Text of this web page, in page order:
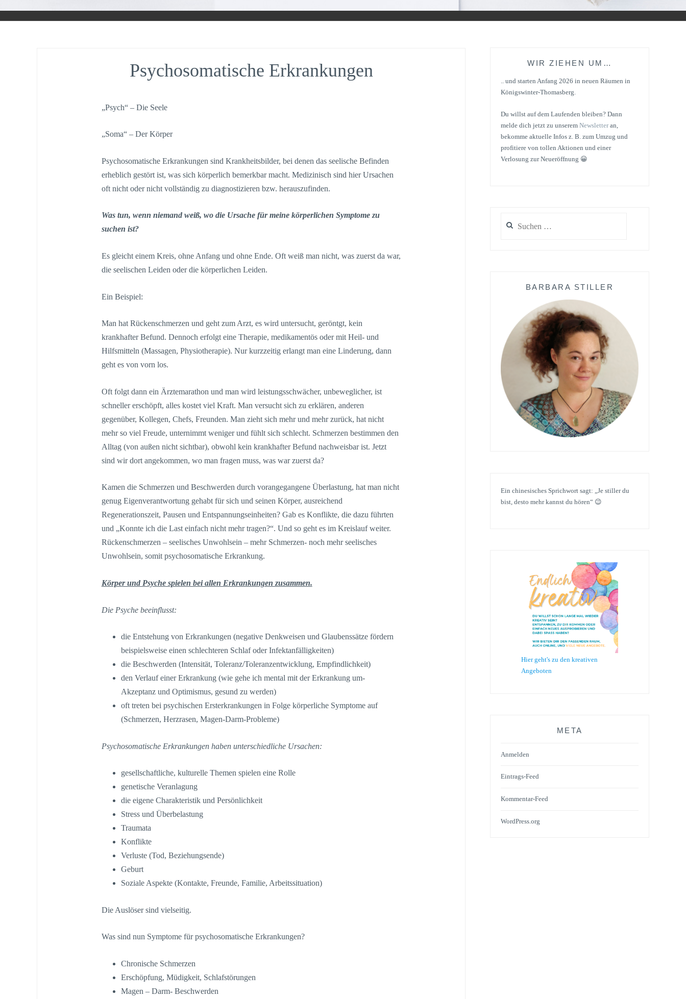
Psychosomatische Erkrankungen
„Psych“ – Die Seele
„Soma“ – Der Körper
Psychosomatische Erkrankungen sind Krankheitsbilder, bei denen das seelische Befinden
erheblich gestört ist, was sich körperlich bemerkbar macht. Medizinisch sind hier Ursachen
oft nicht oder nicht vollständig zu diagnostizieren bzw. herauszufinden.
Was tun, wenn niemand weiß, wo die Ursache für meine körperlichen Symptome zu
suchen ist?
Es gleicht einem Kreis, ohne Anfang und ohne Ende. Oft weiß man nicht, was zuerst da war,
die seelischen Leiden oder die körperlichen Leiden.
Ein Beispiel:
Man hat Rückenschmerzen und geht zum Arzt, es wird untersucht, geröntgt, kein
krankhafter Befund. Dennoch erfolgt eine Therapie, medikamentös oder mit Heil- und
Hilfsmitteln (Massagen, Physiotherapie). Nur kurzzeitig erlangt man eine Linderung, dann
geht es von vorn los.
Oft folgt dann ein Ärztemarathon und man wird leistungsschwächer, unbeweglicher, ist
schneller erschöpft, alles kostet viel Kraft. Man versucht sich zu erklären, anderen
gegenüber, Kollegen, Chefs, Freunden. Man zieht sich mehr und mehr zurück, hat nicht
mehr so viel Freude, unternimmt weniger und fühlt sich schlecht. Schmerzen bestimmen den
Alltag (von außen nicht sichtbar), obwohl kein krankhafter Befund nachweisbar ist. Jetzt
sind wir dort angekommen, wo man fragen muss, was war zuerst da?
Kamen die Schmerzen und Beschwerden durch vorangegangene Überlastung, hat man nicht
genug Eigenverantwortung gehabt für sich und seinen Körper, ausreichend
Regenerationszeit, Pausen und Entspannungseinheiten? Gab es Konflikte, die dazu führten
und „Konnte ich die Last einfach nicht mehr tragen?“. Und so geht es im Kreislauf weiter.
Rückenschmerzen – seelisches Unwohlsein – mehr Schmerzen- noch mehr seelisches
Unwohlsein, somit psychosomatische Erkrankung.
Körper und Psyche spielen bei allen Erkrankungen zusammen.
Die Psyche beeinflusst:
die Entstehung von Erkrankungen (negative Denkweisen und Glaubenssätze fördern
beispielsweise einen schlechteren Schlaf oder Infektanfälligkeiten)
die Beschwerden (Intensität, Toleranz/Toleranzentwicklung, Empfindlichkeit)
den Verlauf einer Erkrankung (wie gehe ich mental mit der Erkrankung um-
Akzeptanz und Optimismus, gesund zu werden)
oft treten bei psychischen Ersterkrankungen in Folge körperliche Symptome auf
(Schmerzen, Herzrasen, Magen-Darm-Probleme)
Psychosomatische Erkrankungen haben unterschiedliche Ursachen:
gesellschaftliche, kulturelle Themen spielen eine Rolle
genetische Veranlagung
die eigene Charakteristik und Persönlichkeit
Stress und Überbelastung
Traumata
Konflikte
Verluste (Tod, Beziehungsende)
Geburt
Soziale Aspekte (Kontakte, Freunde, Familie, Arbeitssituation)
Die Auslöser sind vielseitig.
Was sind nun Symptome für psychosomatische Erkrankungen?
Chronische Schmerzen
Erschöpfung, Müdigkeit, Schlafstörungen
Magen – Darm- Beschwerden
WIR ZIEHEN UM…
.. und starten Anfang 2026 in neuen Räumen in
Königswinter-Thomasberg.
Du willst auf dem Laufenden bleiben? Dann
melde dich jetzt zu unserem Newsletteran,
bekomme aktuelle Infos z. B. zum Umzug und
profitiere von tollen Aktionen und einer
Verlosung zur Neueröffnung 😀
nach:
BARBARA STILLER
Ein chinesisches Sprichwort sagt: „Je stiller du
bist, desto mehr kannst du hören“ 😉
Hier geht's zu den kreativen
Angeboten
META
Anmelden
Eintrags-Feed
Kommentar-Feed
WordPress.org